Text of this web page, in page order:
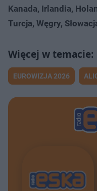
Kanada, Irlandia,
Turcja, Węgry,
EUROWIZJA 2026